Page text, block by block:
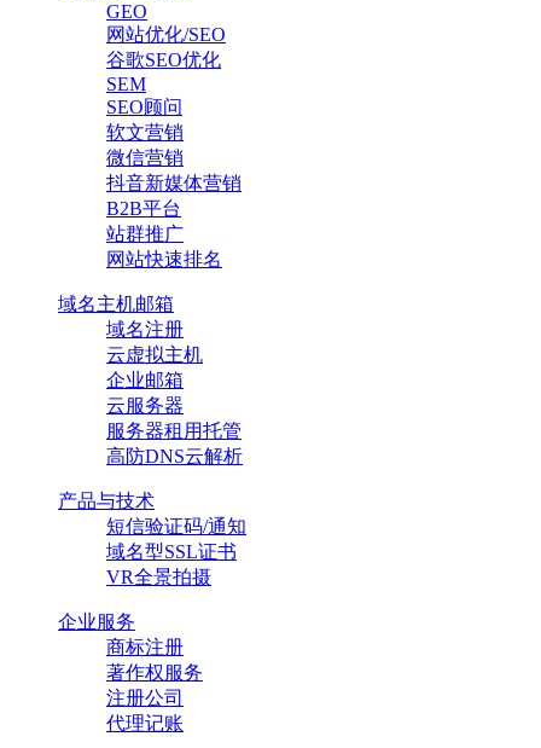
GEO
网站优化/SEO
谷歌SEO优化
SEM
SEO顾问
软文营销
微信营销
抖音新媒体营销
B2B平台
站群推广
网站快速排名
域名主机邮箱
域名注册
云虚拟主机
企业邮箱
云服务器
服务器租用托管
高防DNS云解析
产品与技术
短信验证码/通知
域名型SSL证书
VR全景拍摄
企业服务
商标注册
著作权服务
注册公司
代理记账